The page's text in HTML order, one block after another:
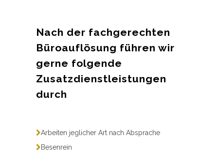
Nach der fachgerechten
Büroauflösung führen wir
gerne folgende
Zusatzdienstleistungen
durch
Arbeiten jeglicher Art nach Absprache
Besenrein